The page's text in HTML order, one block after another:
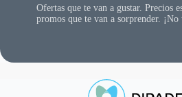
Ofertas que te van a gustar. Precios
promos que te van a sorprender. ¡No